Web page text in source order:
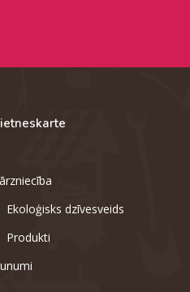
Ekoloģisks dzīvesveids
Produkti